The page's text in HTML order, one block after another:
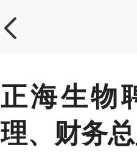
正海生物
理、财务